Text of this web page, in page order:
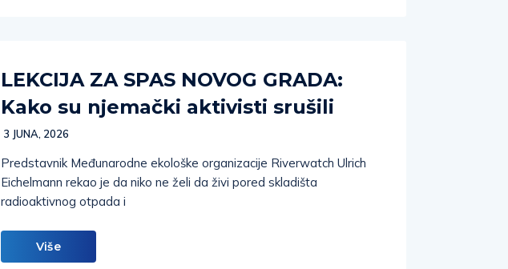
LEKCIJA ZA SPAS NOVOG GRADA:
Kako su njemački aktivisti srušili
3 JUNA, 2026
Predstavnik Međunarodne ekološke organizacije Riverwatch Ulrich
Eichelmann rekao je da niko ne želi da živi pored skladišta
radioaktivnog otpada i
Više